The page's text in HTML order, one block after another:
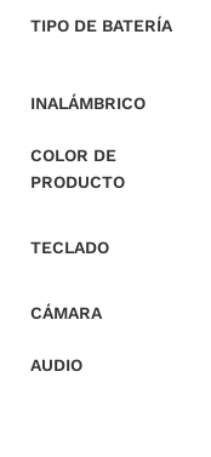
TIPO DE BATERÍA
INALÁMBRICO
COLOR DE
PRODUCTO
TECLADO
CÁMARA
AUDIO